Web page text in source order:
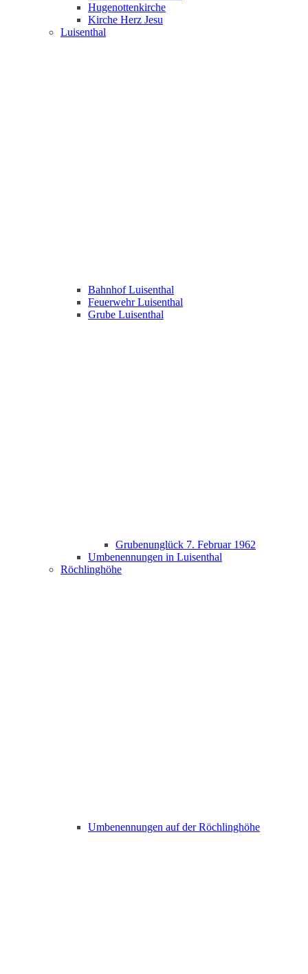
Hugenottenkirche
Kirche Herz Jesu
Luisenthal
Bahnhof Luisenthal
Feuerwehr Luisenthal
Grube Luisenthal
Grubenunglück 7. Februar 1962
Umbenennungen in Luisenthal
Röchlinghöhe
Umbenennungen auf der Röchlinghöhe